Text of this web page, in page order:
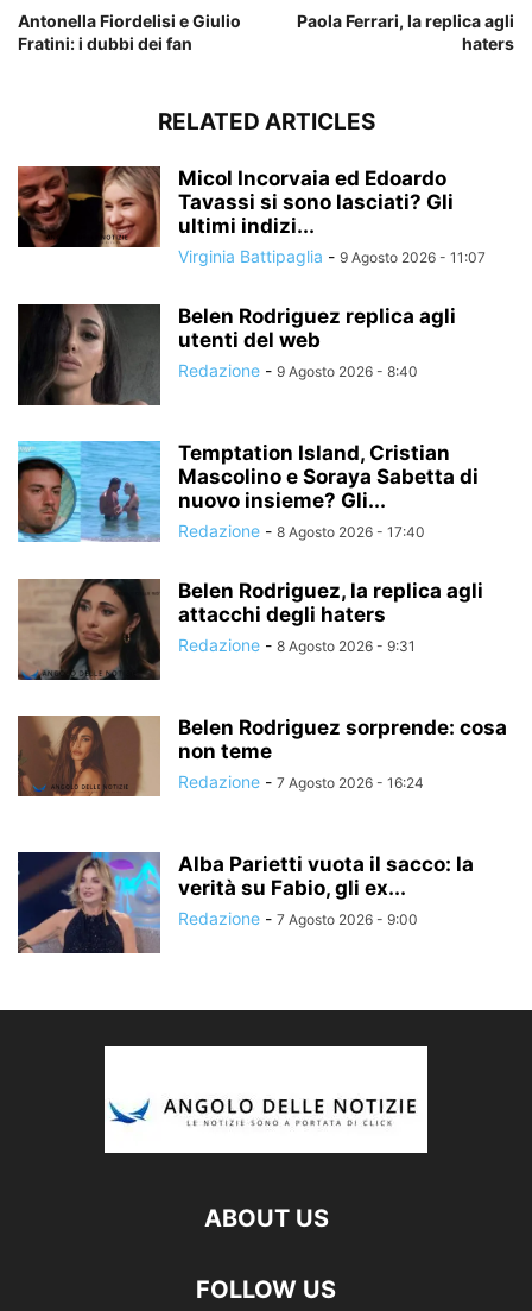
Antonella Fiordelisi e Giulio
Fratini: i dubbi dei fan
Paola Ferrari, la replica agli
haters
RELATED ARTICLES
Micol Incorvaia ed Edoardo
Tavassi si sono lasciati? Gli
ultimi indizi...
Virginia Battipaglia - 9 Agosto 2026 - 11:07
Belen Rodriguez replica agli
utenti del web
Redazione - 9 Agosto 2026 - 8:40
Temptation Island, Cristian
Mascolino e Soraya Sabetta di
nuovo insieme? Gli...
Redazione - 8 Agosto 2026 - 17:40
Belen Rodriguez, la replica agli
attacchi degli haters
Redazione - 8 Agosto 2026 - 9:31
Belen Rodriguez sorprende: cosa
non teme
Redazione - 7 Agosto 2026 - 16:24
Alba Parietti vuota il sacco: la
verità su Fabio, gli ex...
Redazione - 7 Agosto 2026 - 9:00
ABOUT US
FOLLOW US